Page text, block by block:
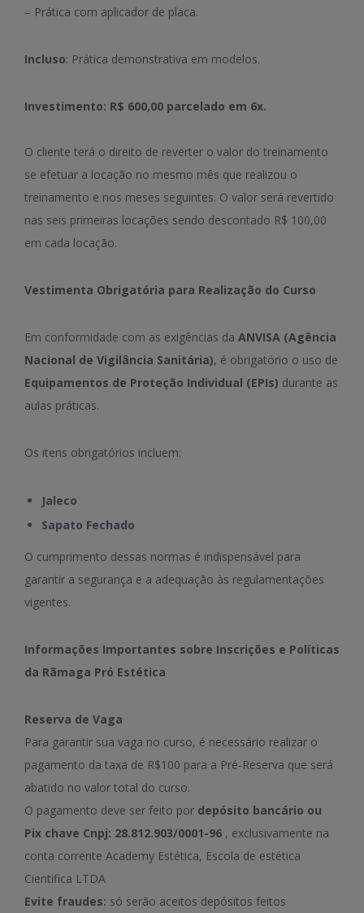
– Prática com aplicador de placa.
Incluso: Prática demonstrativa em modelos.
Investimento: R$ 600,00 parcelado em 6x.
O cliente terá o direito de reverter o valor do treinamento
se efetuar a locação no mesmo mês que realizou o
treinamento e nos meses seguintes. O valor será revertido
nas seis primeiras locações sendo descontado R$ 100,00
em cada locação.
Vestimenta Obrigatória para Realização do Curso
Em conformidade com as exigências da ANVISA (Agência
Nacional de Vigilância Sanitária), é obrigatório o uso de
Equipamentos de Proteção Individual (EPIs) durante as
aulas práticas.
Os itens obrigatórios incluem:
Jaleco
Sapato Fechado
O cumprimento dessas normas é indispensável para
garantir a segurança e a adequação às regulamentações
vigentes.
Informações Importantes sobre Inscrições e Políticas
da Rãmaga Pró Estética
Reserva de Vaga
Para garantir sua vaga no curso, é necessário realizar o
pagamento da taxa de R$100 para a Pré-Reserva que será
abatido no valor total do curso.
O pagamento deve ser feito por depósito bancário ou
Pix chave Cnpj: 28.812.903/0001-96 , exclusivamente na
conta corrente Academy Estética, Escola de estética
Cientifica LTDA
Evite fraudes: só serão aceitos depósitos feitos